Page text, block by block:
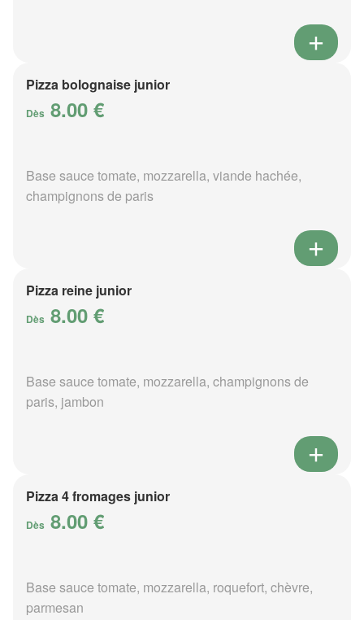
Pizza bolognaise junior
Dès 8.00 €
Base sauce tomate, mozzarella, viande hachée,
champignons de paris
Pizza reine junior
Dès 8.00 €
Base sauce tomate, mozzarella, champignons de
paris, jambon
Pizza 4 fromages junior
Dès 8.00 €
Base sauce tomate, mozzarella, roquefort, chèvre,
parmesan